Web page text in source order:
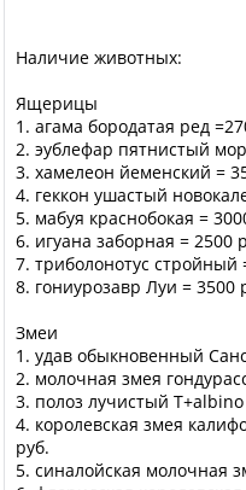
Наличие животных:
Ящерицы
1. агама бородатая ред
2. эублефар пятнистый
3. хамелеон йеменский =
4. геккон ушастый
5. мабуя краснобокая =
6. игуана заборная = 2500
7. триболонотус стройный
8. гониурозавр Луи = 3500
Змеи
1. удав обыкновенный
2. молочная змея
3. полоз лучистый
4. королевская змея
руб.
5. синалойская молочная